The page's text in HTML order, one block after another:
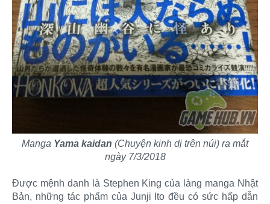
Manga Yama kaidan (Chuyện kinh dị trên núi) ra mắt
ngày 7/3/2018
Được mệnh danh là Stephen King của làng manga Nhật
Bản, những tác phẩm của Junji Ito đều có sức hấp dẫn